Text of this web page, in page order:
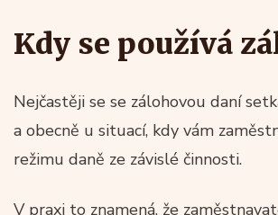
Kdy se používá
Nejčastěji se se zálohovou daní
a obecně u situací, kdy vám
režimu daně ze závislé činnosti.
V praxi to znamená, že